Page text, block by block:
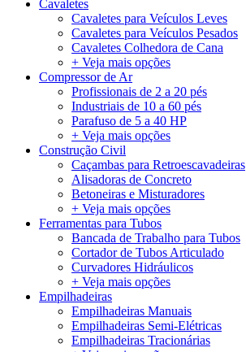
Cavaletes
Cavaletes para Veículos Leves
Cavaletes para Veículos Pesados
Cavaletes Colhedora de Cana
+ Veja mais opções
Compressor de Ar
Profissionais de 2 a 20 pés
Industriais de 10 a 60 pés
Parafuso de 5 a 40 HP
+ Veja mais opções
Construção Civil
Caçambas para Retroescavadeiras
Alisadoras de Concreto
Betoneiras e Misturadores
+ Veja mais opções
Ferramentas para Tubos
Bancada de Trabalho para Tubos
Cortador de Tubos Articulado
Curvadores Hidráulicos
+ Veja mais opções
Empilhadeiras
Empilhadeiras Manuais
Empilhadeiras Semi-Elétricas
Empilhadeiras Tracionárias